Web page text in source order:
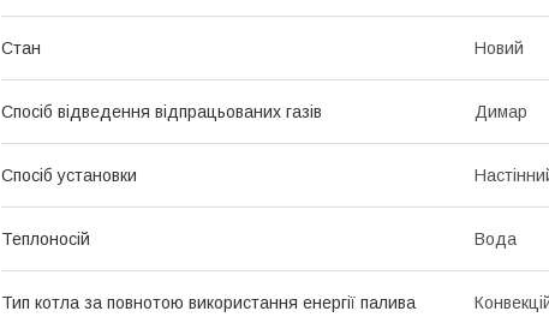
Стан Новий
Спосіб відведення відпрацьованих газів Димар
Спосіб установки
Теплоносій Вода
Тип котла за повнотою використання енергії палива